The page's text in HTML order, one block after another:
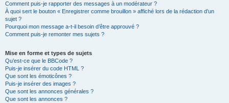
Comment puis-je rapporter des messages à un modérateur ?
À quoi sert le bouton « Enregistrer comme brouillon » affiché lors de la rédaction d’un
sujet ?
Pourquoi mon message a-t-il besoin d’être approuvé ?
Comment puis-je remonter mes sujets ?
Mise en forme et types de sujets
Qu’est-ce que le BBCode ?
Puis-je insérer du code HTML ?
Que sont les émoticônes ?
Puis-je insérer des images ?
Que sont les annonces générales ?
Que sont les annonces ?